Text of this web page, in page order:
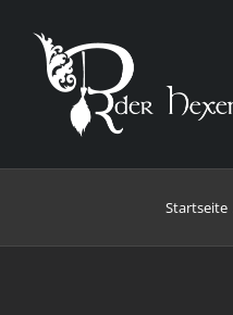
springen
Startseite